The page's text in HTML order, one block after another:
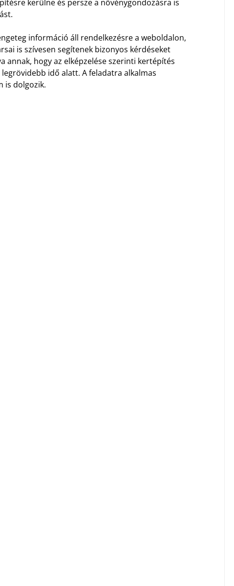
kerülne és persze a növénygondozásra is
információ áll rendelkezésre a weboldalon,
is szívesen segítenek bizonyos kérdéseket
annak, hogy az elképzelése szerinti kertépítés
idő alatt. A feladatra alkalmas
is dolgozik.